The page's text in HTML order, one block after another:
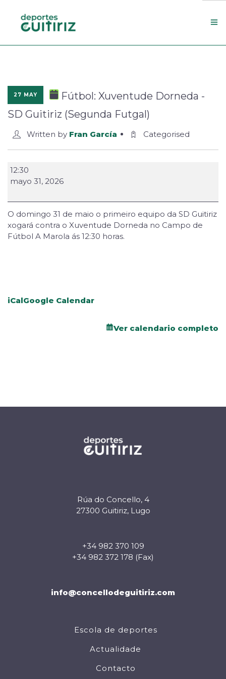
Actualidade
Contacto
Concello
27 MAY
Fútbol: Xuventude Dorneda -
SD Guitiriz (Segunda Futgal)
Written by Fran García Categorised
12:30
mayo 31, 2026
O domingo 31 de maio o primeiro equipo da SD Guitiriz
xogará contra o Xuventude Dorneda no Campo de
Fútbol A Marola ás 12:30 horas.
iCalGoogle Calendar
Ver calendario completo
Rúa do Concello, 4
27300 Guitiriz, Lugo
+34 982 370 109
+34 982 372 178 (Fax)
info@concellodeguitiriz.com
Escola de deportes
Actualidade
Contacto